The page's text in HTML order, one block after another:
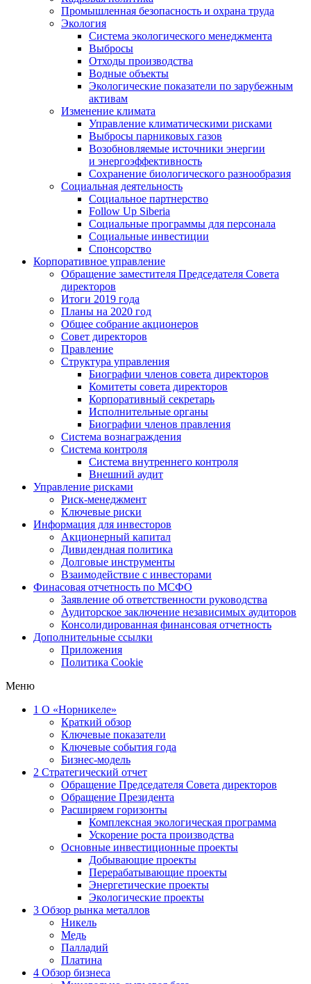
Промышленная безопасность и охрана труда
Экология
Система экологического менеджмента
Выбросы
Отходы производства
Водные объекты
Экологические показатели по зарубежным
активам
Изменение климата
Управление климатическими рисками
Выбросы парниковых газов
Возобновляемые источники энергии
и энергоэффективность
Сохранение биологического разнообразия
Социальная деятельность
Социальное партнерство
Follow Up Siberia
Социальные программы для персонала
Социальные инвестиции
Спонсорство
Корпоративное управление
Обращение заместителя Председателя Совета
директоров
Итоги 2019 года
Планы на 2020 год
Общее собрание акционеров
Совет директоров
Правление
Структура управления
Биографии членов совета директоров
Комитеты совета директоров
Корпоративный секретарь
Исполнительные органы
Биографии членов правления
Система вознаграждения
Система контроля
Система внутреннего контроля
Внешний аудит
Управление рисками
Риск-менеджмент
Ключевые риски
Информация для инвесторов
Акционерный капитал
Дивидендная политика
Долговые инструменты
Взаимодействие с инвеcторами
Финасовая отчетность по МСФО
Заявление об ответственности руководства
Аудиторское заключение независимых аудиторов
Консолидированная финансовая отчетность
Дополнительные ссылки
Приложения
Политика Cookie
Меню
1 О «Норникеле»
Краткий обзор
Ключевые показатели
Ключевые события года
Бизнес-модель
2 Стратегический отчет
Обращение Председателя Совета директоров
Обращение Президента
Расширяем горизонты
Комплексная экологическая программа
Ускорение роста производства
Основные инвестиционные проекты
Добывающие проекты
Перерабатывающие проекты
Энергетические проекты
Экологические проекты
3 Обзор рынка металлов
Никель
Медь
Палладий
Платина
4 Обзор бизнеса